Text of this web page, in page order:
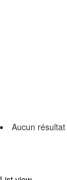
Aucun résultat